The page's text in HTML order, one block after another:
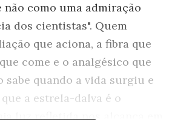
não como uma admiração
dos cientistas". Quem
que aciona, a fibra que
come e o analgésico que
sabe quando a vida surgiu e
a estrela-dalva é o
luz refletida nos alcança em